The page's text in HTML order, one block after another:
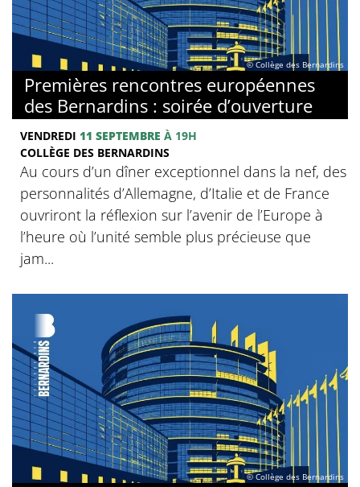
© Collège des Bernardins
Premières rencontres européennes
des Bernardins : soirée d’ouverture
VENDREDI 11 SEPTEMBRE À 19H
COLLÈGE DES BERNARDINS
Au cours d’un dîner exceptionnel dans la nef, des
personnalités d’Allemagne, d’Italie et de France
ouvriront la réflexion sur l’avenir de l’Europe à
l’heure où l’unité semble plus précieuse que
jam...
© Collège des Bernardins